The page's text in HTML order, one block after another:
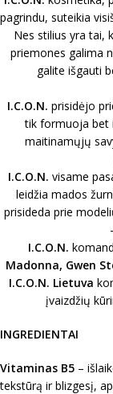
pagrindu, suteikia
Nes stilius yra tai,
priemones galima
galite išgauti
I.C.O.N. prisidėjo
tik formuoja bet
maitinamųjų
I.C.O.N. visame
leidžia mados
prisideda prie
I.C.O.N.
Madonna, Gwen
I.C.O.N. Lietuva
įvaizdžių
INGREDIENTAI
Vitaminas B5 –
tekstūrą ir blizgesį,